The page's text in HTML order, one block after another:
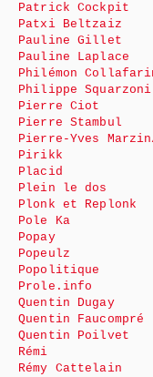
Patrick Cockpit
Patxi Beltzaiz
Pauline Gillet
Pauline Laplace
Philémon
Philippe Squarzoni
Pierre Ciot
Pierre Stambul
Pierre-Yves
Pirikk
Placid
Plein le dos
Plonk et Replonk
Pole Ka
Popay
Popeulz
Popolitique
Prole.info
Quentin Dugay
Quentin Faucompré
Quentin Poilvet
Rémi
Rémy Cattelain